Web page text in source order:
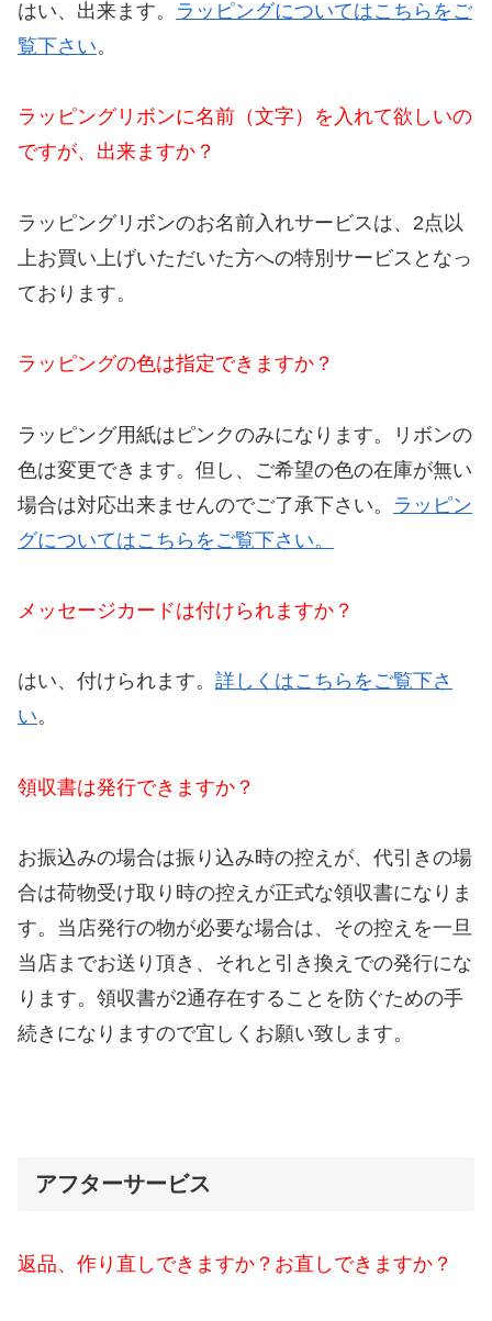
はい、出来ます。 ラッピングについてはこちらをご
覧下さい。
ラッピングリボンに名前（文字）を入れて欲しいの
ですが、出来ますか？
ラッピングリボンのお名前入れサービスは、2点以
上お買い上げいただいた方への特別サービスとなっ
ております。
ラッピングの色は指定できますか？
ラッピング用紙はピンクのみになります。リボンの
色は変更できます。但し、ご希望の色の在庫が無い
場合は対応出来ませんのでご了承下さい。 ラッピン
グについてはこちらをご覧下さい。
メッセージカードは付けられますか？
はい、付けられます。 詳しくはこちらをご覧下さ
い。
領収書は発行できますか？
お振込みの場合は振り込み時の控えが、代引きの場
合は荷物受け取り時の控えが正式な領収書になりま
す。当店発行の物が必要な場合は、その控えを一旦
当店までお送り頂き、それと引き換えでの発行にな
ります。領収書が2通存在することを防ぐための手
続きになりますので宜しくお願い致します。
アフターサービス
返品、作り直しできますか？お直しできますか？